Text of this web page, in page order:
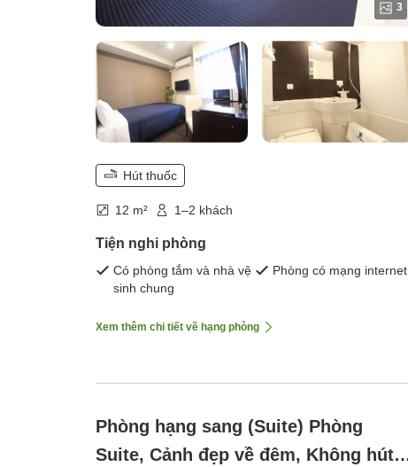
3
Hút thuốc
12 m² 1–2 khách
Tiện nghi phòng
Có phòng tắm và nhà vệ
sinh chung
Phòng có mạng internet
Xem thêm chi tiết về hạng phòng
Phòng hạng sang (Suite) Phòng
Suite, Cảnh đẹp về đêm, Không hút